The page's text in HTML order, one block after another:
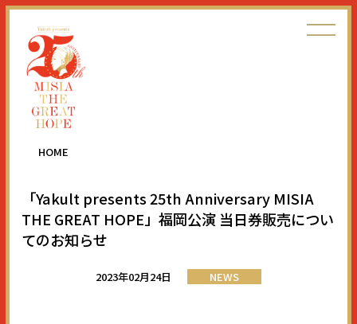
HOME
「Yakult presents 25th Anniversary MISIA
THE GREAT HOPE」福岡公演 当日券販売につい
てのお知らせ
2023年02月24日 NEWS